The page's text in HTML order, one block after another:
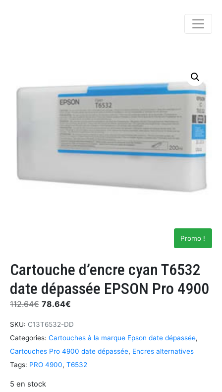
Promo !
Cartouche d’encre cyan T6532
date dépassée EPSON Pro 4900
112.64€ 78.64€
SKU: C13T6532-DD
Categories: Cartouches à la marque Epson date dépassée,
Cartouches Pro 4900 date dépassée, Encres alternatives
Tags: PRO 4900, T6532
5 en stock